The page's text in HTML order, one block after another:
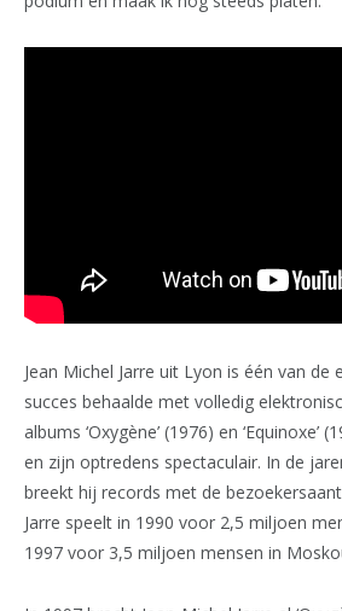
Jean Michel Jarre uit Lyon is één van de
succes behaalde met volledig
albums ‘Oxygène’ (1976) en ‘Equinoxe’
en zijn optredens spectaculair. In de
breekt hij records met de
Jarre speelt in 1990 voor 2,5 miljoen
1997 voor 3,5 miljoen mensen in